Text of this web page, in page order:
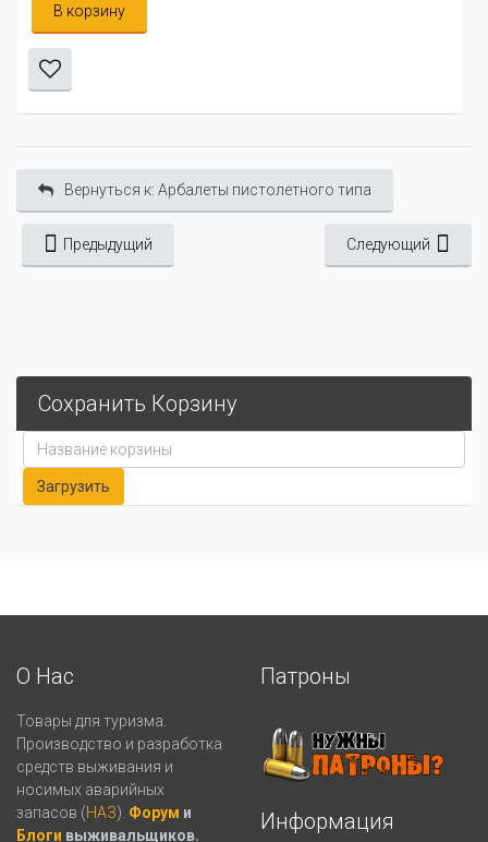
В корзину
Вернуться к: Арбалеты пистолетного типа
Предыдущий Следующий
Сохранить Корзину
О Нас
Товары для туризма.
Производство и разработка
средств выживания и
носимых аварийных
запасов (НАЗ). Форум и
Блоги выживальщиков.
Патроны
Информация